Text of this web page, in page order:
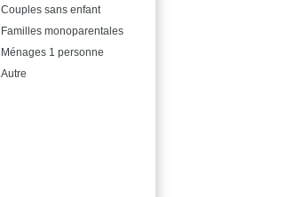
Couples sans enfant
Familles monoparentales
Ménages 1 personne
Autre